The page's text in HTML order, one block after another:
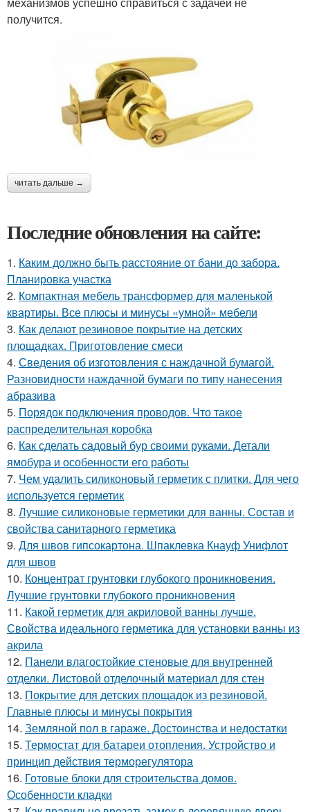
получится.
читать дальше →
Последние обновления на сайте:
1. Каким должно быть расстояние от бани до забора.
Планировка участка
2. Компактная мебель трансформер для маленькой
квартиры. Все плюсы и минусы «умной» мебели
3. Как делают резиновое покрытие на детских
площадках. Приготовление смеси
4. Сведения об изготовления с наждачной бумагой.
Разновидности наждачной бумаги по типу нанесения
абразива
5. Порядок подключения проводов. Что такое
распределительная коробка
6. Как сделать садовый бур своими руками. Детали
ямобура и особенности его работы
7. Чем удалить силиконовый герметик с плитки. Для чего
используется герметик
8. Лучшие силиконовые герметики для ванны. Состав и
свойства санитарного герметика
9. Для швов гипсокартона. Шпаклевка Кнауф Унифлот
для швов
10. Концентрат грунтовки глубокого проникновения.
Лучшие грунтовки глубокого проникновения
11. Какой герметик для акриловой ванны лучше.
Свойства идеального герметика для установки ванны из
акрила
12. Панели влагостойкие стеновые для внутренней
отделки. Листовой отделочный материал для стен
13. Покрытие для детских площадок из резиновой.
Главные плюсы и минусы покрытия
14. Земляной пол в гараже. Достоинства и недостатки
15. Термостат для батареи отопления. Устройство и
принцип действия терморегулятора
16. Готовые блоки для строительства домов.
Особенности кладки